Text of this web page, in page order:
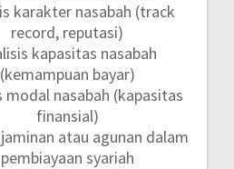
karakter nasabah (track
record, reputasi)
kapasitas nasabah
(kemampuan bayar)
modal nasabah (kapasitas
finansial)
atau agunan dalam
pembiayaan syariah